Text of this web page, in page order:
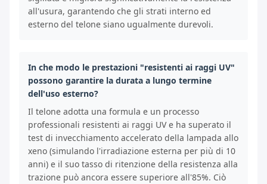
all'usura, garantendo che gli strati interno ed
esterno del telone siano ugualmente durevoli.
In che modo le prestazioni "resistenti ai raggi UV"
possono garantire la durata a lungo termine
dell'uso esterno?
Il telone adotta una formula e un processo
professionali resistenti ai raggi UV e ha superato il
test di invecchiamento accelerato della lampada allo
xeno (simulando l'irradiazione esterna per più di 10
anni) e il suo tasso di ritenzione della resistenza alla
trazione può ancora essere superiore all'85%. Ciò